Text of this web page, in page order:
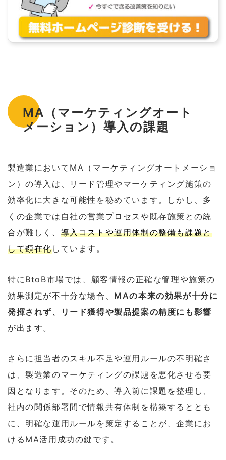
MA（マーケティングオート
メーション）導入の課題
製造業においてMA（マーケティングオートメーショ
ン）の導入は、リード管理やマーケティング施策の
効率化に大きな可能性を秘めています。しかし、多
くの企業では自社の営業プロセスや既存施策との統
合が難しく、 導入コストや運用体制の整備も課題と
して顕在化しています。
特にBtoB市場では、顧客情報の正確な管理や施策の
効果測定が不十分な場合、 MAの本来の効果が十分に
発揮されず、リード獲得や製品提案の精度にも影響
が出ます。
さらに担当者のスキル不足や運用ルールの不明確さ
は、製造業のマーケティングの課題を悪化させる要
因となります。そのため、導入前に課題を整理し、
社内の関係部署間で情報共有体制を構築するととも
に、明確な運用ルールを策定することが、企業にお
けるMA活用成功の鍵です。